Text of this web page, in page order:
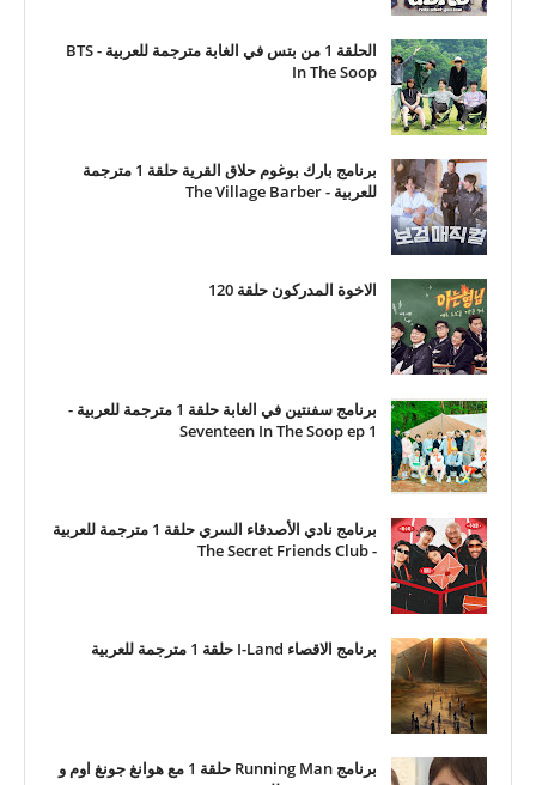
الحلقة 1 من بتس في الغابة مترجمة للعربية - BTS
In The Soop
برنامج بارك بوغوم حلاق القرية حلقة 1 مترجمة
للعربية - The Village Barber
الاخوة المدركون حلقة 120
برنامج سفنتين في الغابة حلقة 1 مترجمة للعربية -
Seventeen In The Soop ep 1
برنامج نادي الأصدقاء السري حلقة 1 مترجمة للعربية
- The Secret Friends Club
برنامج الاقصاء I-Land حلقة 1 مترجمة للعربية
برنامج Running Man حلقة 1 مع هوانغ جونغ اوم و